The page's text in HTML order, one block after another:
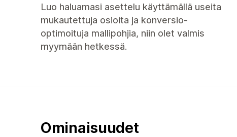
Luo haluamasi asettelu käyttämällä useita
mukautettuja osioita ja konversio-
optimoituja mallipohjia, niin olet valmis
myymään hetkessä.
Ominaisuudet